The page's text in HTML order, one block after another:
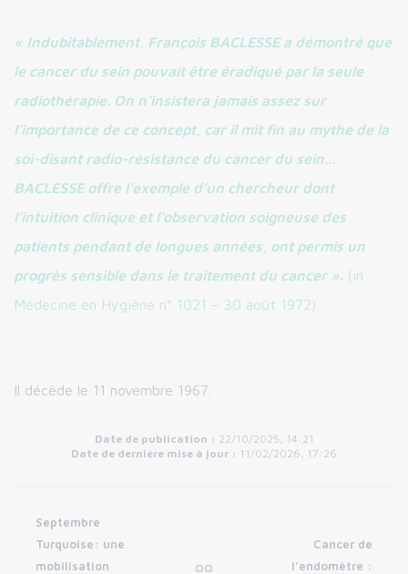
« Indubitablement, François BACLESSE a démontré que
le cancer du sein pouvait être éradiqué par la seule
radiothérapie. On n’insistera jamais assez sur
l’importance de ce concept, car il mit fin au mythe de la
soi-disant radio-résistance du cancer du sein…
BACLESSE offre l’exemple d’un chercheur dont
l’intuition clinique et l’observation soigneuse des
patients pendant de longues années, ont permis un
progrès sensible dans le traitement du cancer ». (in
Médecine en Hygiène n° 1021 – 30 août 1972)
Il décède le 11 novembre 1967.
Date de publication : 22/10/2025, 14:21
Date de dernière mise à jour : 11/02/2026, 17:26
Septembre
Turquoise: une
mobilisation
Cancer de
l’endomètre :